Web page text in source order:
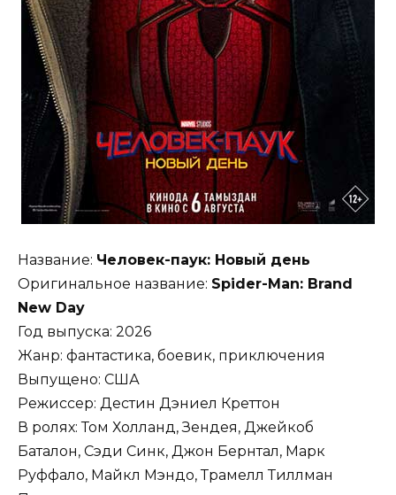
Название: Человек-паук: Новый день
Оригинальное название: Spider-Man: Brand
New Day
Год выпуска: 2026
Жанр: фантастика, боевик, приключения
Выпущено: США
Режиссер: Дестин Дэниел Креттон
В ролях: Том Холланд, Зендея, Джейкоб
Баталон, Сэди Синк, Джон Бернтал, Марк
Руффало, Майкл Мэндо, Трамелл Тиллман